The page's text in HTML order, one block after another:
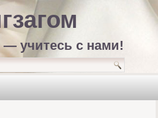
учитесь с нами!